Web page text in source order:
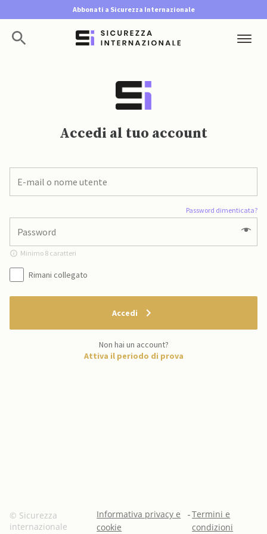
Abbonati a Sicurezza Internazionale
Accedi al tuo account
Password dimenticata?
Minimo 8 caratteri
Rimani collegato
Accedi
Non hai un account?
Attiva il periodo di prova
© Sicurezza
internazionale
Informativa privacy e
cookie
-Termini e
condizioni